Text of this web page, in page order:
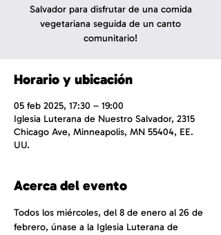
Salvador para disfrutar de una comida
vegetariana seguida de un canto
comunitario!
Horario y ubicación
05 feb 2025, 17:30 – 19:00
Iglesia Luterana de Nuestro Salvador, 2315
Chicago Ave, Minneapolis, MN 55404, EE.
UU.
Acerca del evento
Todos los miércoles, del 8 de enero al 26 de
febrero, únase a la Iglesia Luterana de